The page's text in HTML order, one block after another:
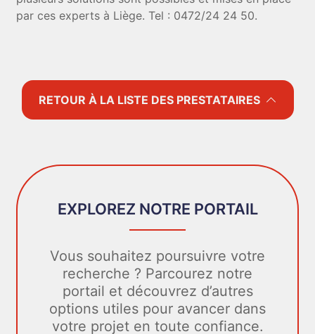
par ces experts à Liège. Tel : 0472/24 24 50.
RETOUR À LA LISTE DES PRESTATAIRES
EXPLOREZ NOTRE PORTAIL
Vous souhaitez poursuivre votre
recherche ? Parcourez notre
portail et découvrez d’autres
options utiles pour avancer dans
votre projet en toute confiance.